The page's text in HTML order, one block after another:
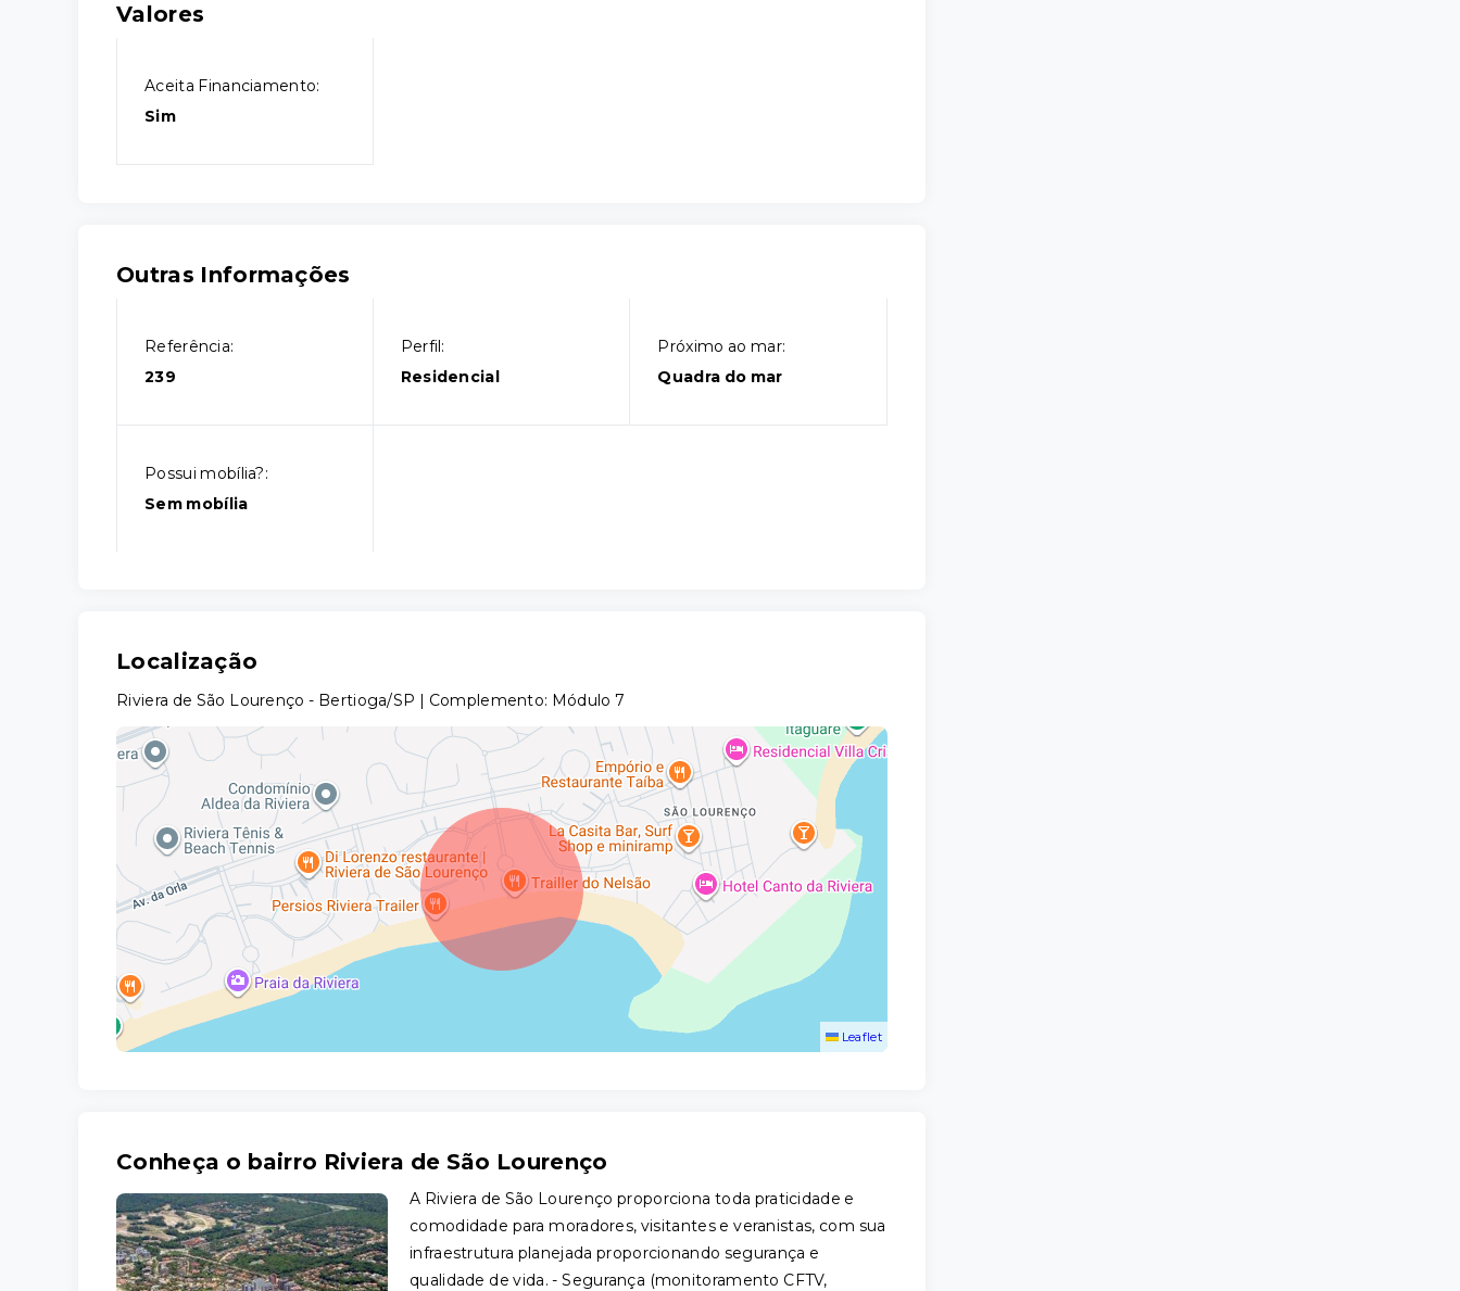
Valores
Aceita Financiamento:
Sim
Outras Informações
Referência:
239
Perfil:
Residencial
Próximo ao mar:
Quadra do mar
Possui mobília?:
Sem mobília
Localização
Riviera de São Lourenço - Bertioga/SP | Complemento: Módulo 7
Leaflet
Conheça o bairro Riviera de São Lourenço
A Riviera de São Lourenço proporciona toda praticidade e
comodidade para moradores, visitantes e veranistas, com sua
infraestrutura planejada proporcionando segurança e
qualidade de vida. - Segurança (monitoramento CFTV,